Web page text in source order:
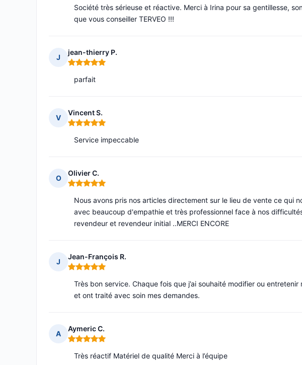
Société très sérieuse et réactive. Merci à Irina pour sa gentillesse,
que vous conseiller TERVEO !!!
J
jean-thierry P.
Note : 5 sur 5
parfait
V
Vincent S.
Note : 5 sur 5
Service impeccable
O
Olivier C.
Note : 5 sur 5
Nous avons pris nos articles directement sur le lieu de vente ce qui
avec beaucoup d'empathie et très professionnel face à nos
revendeur et revendeur initial ..MERCI ENCORE
J
Jean-François R.
Note : 5 sur 5
Très bon service. Chaque fois que j’ai souhaité modifier ou
et ont traité avec soin mes demandes.
A
Aymeric C.
Note : 5 sur 5
Très réactif Matériel de qualité Merci à l’équipe